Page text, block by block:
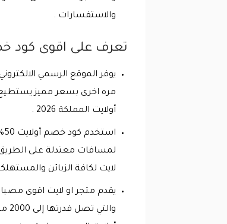
والاستفسارات .
تعرف على اقوى كود خصم أولايت 50% المملكه
يوفر الموقع الرسمي
أولايت المملكة 2026 .
لمسافات معتدلة على
لايت لكافة الزبائن